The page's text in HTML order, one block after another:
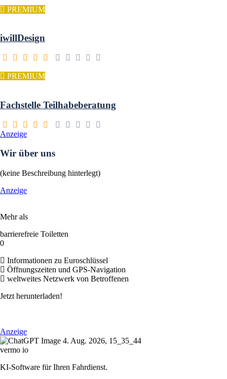
PREMIUM
iwillDesign
PREMIUM
Fachstelle Teilhabeberatung
Anzeige
Wir über uns
(keine Beschreibung hinterlegt)
Anzeige
Mehr als
barrierefreie Toiletten
0
Informationen zu Euroschlüssel
Öffnungszeiten und GPS-Navigation
weltweites Netzwerk von Betroffenen
Jetzt herunterladen!
Anzeige
vermo.io
KI-Software für Ihren Fahrdienst.